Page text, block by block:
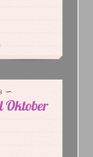
Oktober